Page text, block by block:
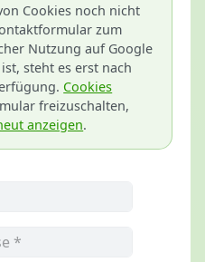
Cookies noch nicht
zum
Nutzung auf Google
steht es erst nach
Cookies
freizuschalten,
anzeigen.